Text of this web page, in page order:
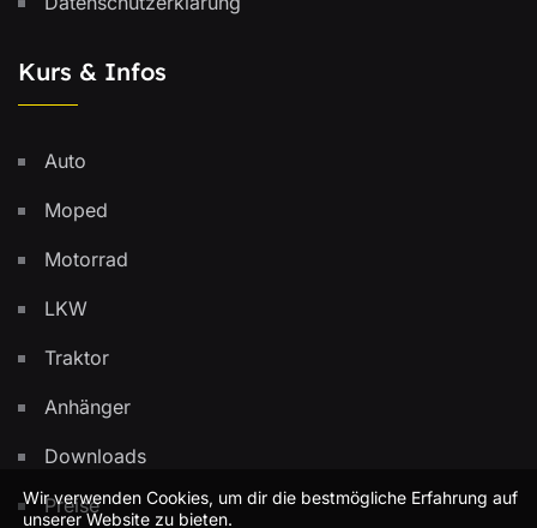
Kurs & Infos
Auto
Moped
Motorrad
LKW
Traktor
Anhänger
Downloads
Preise
Wir verwenden Cookies, um dir die bestmögliche Erfahrung auf
unserer Website zu bieten.